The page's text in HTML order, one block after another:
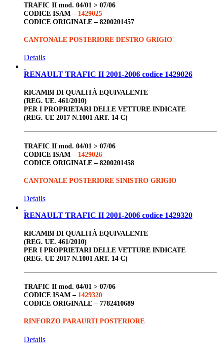
TRAFIC II mod. 04/01 > 07/06
CODICE ISAM – 1429025
CODICE ORIGINALE – 8200201457
CANTONALE POSTERIORE DESTRO GRIGIO
Details
RENAULT TRAFIC II 2001-2006 codice 1429026
RICAMBI DI QUALITÀ EQUIVALENTE
(REG. UE. 461/2010)
PER I PROPRIETARI DELLE VETTURE INDICATE
(REG. UE 2017 N.1001 ART. 14 C)
TRAFIC II mod. 04/01 > 07/06
CODICE ISAM – 1429026
CODICE ORIGINALE – 8200201458
CANTONALE POSTERIORE SINISTRO GRIGIO
Details
RENAULT TRAFIC II 2001-2006 codice 1429320
RICAMBI DI QUALITÀ EQUIVALENTE
(REG. UE. 461/2010)
PER I PROPRIETARI DELLE VETTURE INDICATE
(REG. UE 2017 N.1001 ART. 14 C)
TRAFIC II mod. 04/01 > 07/06
CODICE ISAM – 1429320
CODICE ORIGINALE – 7782410689
RINFORZO PARAURTI POSTERIORE
Details